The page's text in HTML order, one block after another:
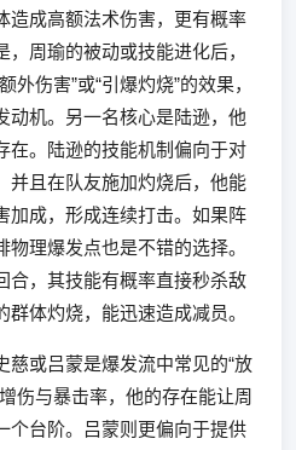
造成高额法术伤害，更有概率
周瑜的被动或技能进化后，
外伤害”或“引爆灼烧”的效果，
动机。另一名核心是陆逊，他
在。陆逊的技能机制偏向于对
并且在队友施加灼烧后，他能
加成，形成连续打击。如果阵
理爆发点也是不错的选择。
合，其技能有概率直接秒杀敌
体灼烧，能迅速造成减员。
慈或吕蒙是爆发流中常见的“放
伤与暴击率，他的存在能让周
个台阶。吕蒙则更偏向于提供